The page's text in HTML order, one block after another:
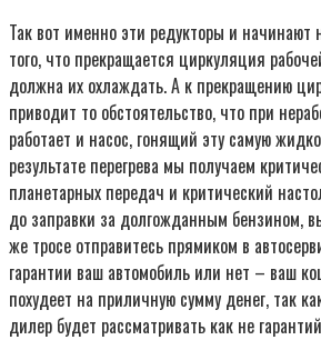
Так вот именно эти редукторы и начинают
того, что прекращается циркуляция
должна их охлаждать. А к прекращению
приводит то обстоятельство, что при
работает и насос, гонящий эту самую
результате перегрева мы получаем
планетарных передач и критический
до заправки за долгожданным бензином,
же тросе отправитесь прямиком в
гарантии ваш автомобиль или нет – ваш
похудеет на приличную сумму денег, так
дилер будет рассматривать как не